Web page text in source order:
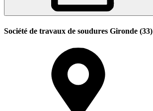
Société de travaux de soudures Gironde (33)